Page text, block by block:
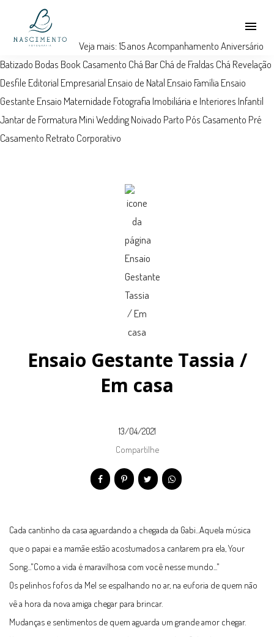
menu
Veja mais:15 anos AcompanhamentoAniversário
Batizado Bodas Book Casamento Chá BarChá de Fraldas Chá Revelação
Desfile Editorial Empresarial Ensaio de Natal Ensaio Família Ensaio
Gestante Ensaio Maternidade Fotografia Imobiliária e Interiores Infantil
Jantar de Formatura Mini WeddingNoivado Parto Pós Casamento Pré
Casamento Retrato Corporativo
Ensaio Gestante Tassia /
Em casa
13/04/2021
Compartilhe
Cada cantinho da casa aguardando a chegada da Gabi...Aquela música
que o papai e a mamãe estão acostumados a cantarem pra ela, Your
Song..."Como a vida é maravilhosa com você nesse mundo..."
Os pelinhos fofos da Mel se espalhando no ar, na euforia de quem não
vê a hora da nova amiga chegar para brincar.
Mudanças e sentimentos de quem aguarda um grande amor chegar.